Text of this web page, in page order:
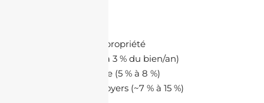
charges de copropriété
entretien (1 % à 3 % du bien/an)
gestion locative (5 % à 8 %)
impôt sur les loyers (~7 % à 15 %)